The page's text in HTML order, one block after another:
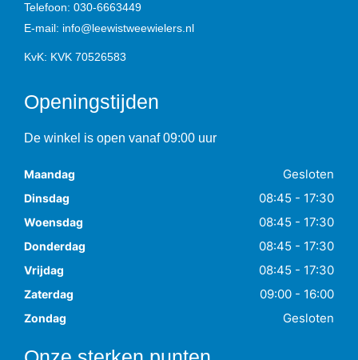
Telefoon: 030-6663449
E-mail: info@leewistweewielers.nl
KvK: KVK 70526583
Openingstijden
De winkel is open vanaf 09:00 uur
Maandag Gesloten
Dinsdag 08:45 - 17:30
Woensdag 08:45 - 17:30
Donderdag 08:45 - 17:30
Vrijdag 08:45 - 17:30
Zaterdag 09:00 - 16:00
Zondag Gesloten